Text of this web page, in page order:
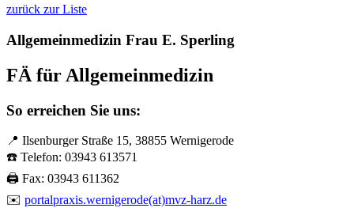
zurück zur Liste
Allgemeinmedizin Frau E. Sperling
FÄ für Allgemeinmedizin
So erreichen Sie uns:
📍 Ilsenburger Straße 15, 38855 Wernigerode
☎️ Telefon: 03943 613571
🖨️ Fax: 03943 611362
✉️ portalpraxis.wernigerode(at)mvz-harz.de